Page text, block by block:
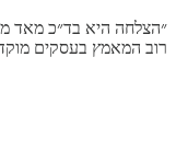
״הצלחה היא בד״כ מאד
רוב המאמץ בעסקים